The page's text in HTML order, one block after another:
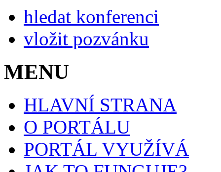
hledat konferenci
vložit pozvánku
MENU
HLAVNÍ STRANA
O PORTÁLU
PORTÁL VYUŽÍVÁ